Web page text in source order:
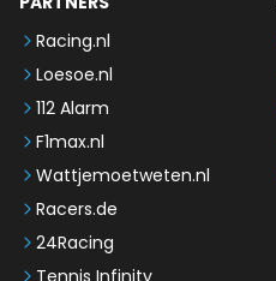
Racing.nl
Loesoe.nl
112 Alarm
F1max.nl
Wattjemoetweten.nl
Racers.de
24Racing